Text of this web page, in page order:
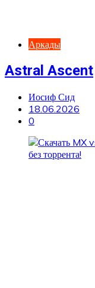
Аркады
Astral Ascent
Иосиф Сид
18.06.2026
0